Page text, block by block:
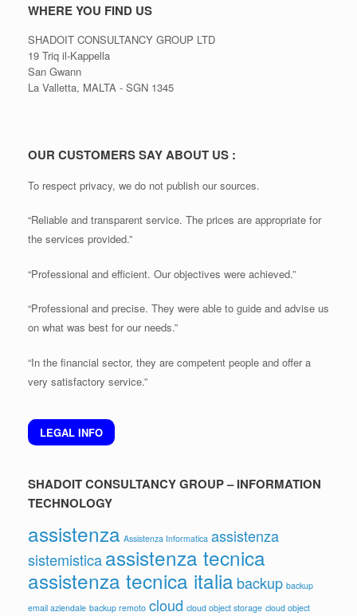
WHERE YOU FIND US
SHADOIT CONSULTANCY GROUP LTD
19 Triq il-Kappella
San Gwann
La Valletta, MALTA - SGN 1345
OUR CUSTOMERS SAY ABOUT US :
To respect privacy, we do not publish our sources.
“Reliable and transparent service. The prices are appropriate for
the services provided.”
“Professional and efficient. Our objectives were achieved.”
“Professional and precise. They were able to guide and advise us
on what was best for our needs.”
“In the financial sector, they are competent people and offer a
very satisfactory service.”
LEGAL INFO
SHADOIT CONSULTANCY GROUP – INFORMATION
TECHNOLOGY
assistenza Assistenza Informatica assistenza
sistemisticaassistenza tecnica
assistenza tecnica italia backup backup
email aziendale backup remoto cloud cloud object storage cloud object